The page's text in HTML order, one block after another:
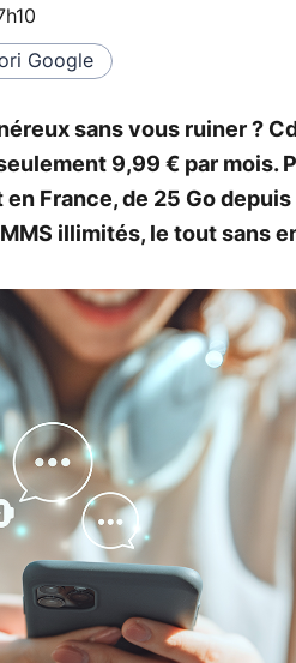
Google
sans vous ruiner ?
9,99 € par mois.
France, de 25 Go depuis
illimités, le tout sans